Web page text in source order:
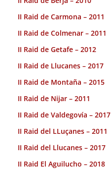
II Raid de Carmona – 2011
II Raid de Colmenar – 2011
II Raid de Getafe – 2012
II Raid de Llucanes – 2017
II Raid de Montaña – 2015
II Raid de Nijar – 2011
II Raid de Valdegovía – 2017
II Raid del LLuçanes – 2011
II Raid del Llucanes – 2017
II Raid El Aguilucho – 2018